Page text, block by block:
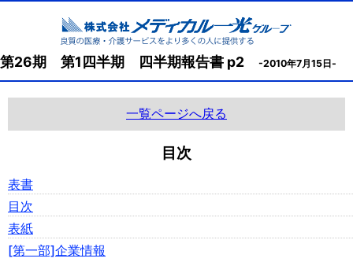
第26期 第1四半期 四半期報告書 p2 -2010年7月15日-
一覧ページへ戻る
目次
表書
目次
表紙
[第一部]企業情報